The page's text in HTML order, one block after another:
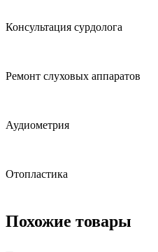
Консультация сурдолога
Ремонт слуховых аппаратов
Аудиометрия
Отопластика
Похожие товары